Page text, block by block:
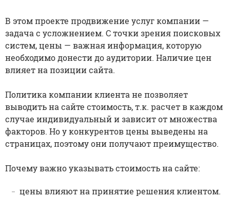
В этом проекте продвижение услуг компании —
задача с усложнением. С точки зрения поисковых
систем, цены — важная информация, которую
необходимо донести до аудитории. Наличие цен
влияет на позиции сайта.
Политика компании клиента не позволяет
выводить на сайте стоимость, т.к. расчет в каждом
случае индивидуальный и зависит от множества
факторов. Но у конкурентов цены выведены на
страницах, поэтому они получают преимущество.
Почему важно указывать стоимость на сайте:
цены влияют на принятие решения клиентом.